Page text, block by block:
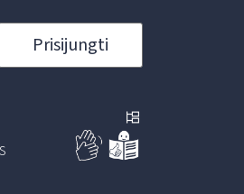
Prisijungti